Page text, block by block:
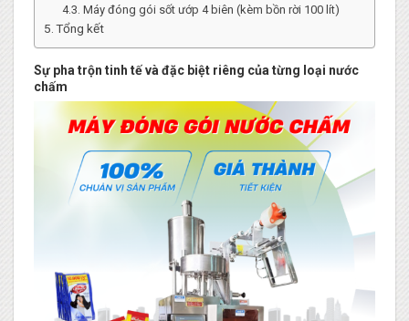
Máy đóng gói sốt ướp 4 biên (kèm bồn rời 100 lít)
Tổng kết
Sự pha trộn tinh tế và đặc biệt riêng của từng loại nước
chấm